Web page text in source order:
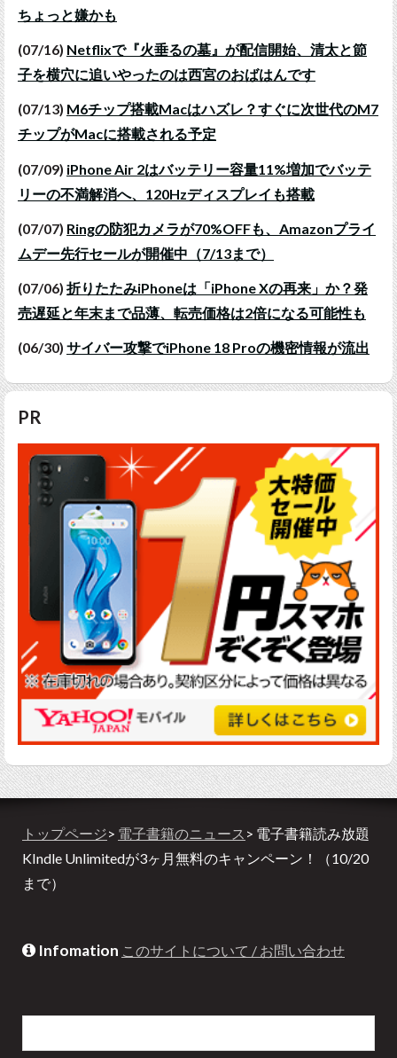
ちょっと嫌かも
(07/16) Netflixで『火垂るの墓』が配信開始、清太と節
子を横穴に追いやったのは西宮のおばはんです
(07/13) M6チップ搭載Macはハズレ？すぐに次世代のM7
チップがMacに搭載される予定
(07/09) iPhone Air 2はバッテリー容量11%増加でバッテ
リーの不満解消へ、120Hzディスプレイも搭載
(07/07) Ringの防犯カメラが70%OFFも、Amazonプライ
ムデー先行セールが開催中（7/13まで）
(07/06) 折りたたみiPhoneは「iPhone Xの再来」か？発
売遅延と年末まで品薄、転売価格は2倍になる可能性も
(06/30) サイバー攻撃でiPhone 18 Proの機密情報が流出
PR
トップページ> 電子書籍のニュース > 電子書籍読み放題
KIndle Unlimitedが3ヶ月無料のキャンペーン！（10/20
まで）
Infomation このサイトについて / お問い合わせ